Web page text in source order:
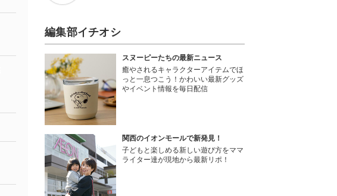
編集部イチオシ
スヌーピーたちの最新ニュース
癒やされるキャラクターアイテムでほ
っと一息つこう！かわいい最新グッズ
やイベント情報を毎日配信
関西のイオンモールで新発見！
子どもと楽しめる新しい遊び方をママ
ライター達が現地から最新リポ！